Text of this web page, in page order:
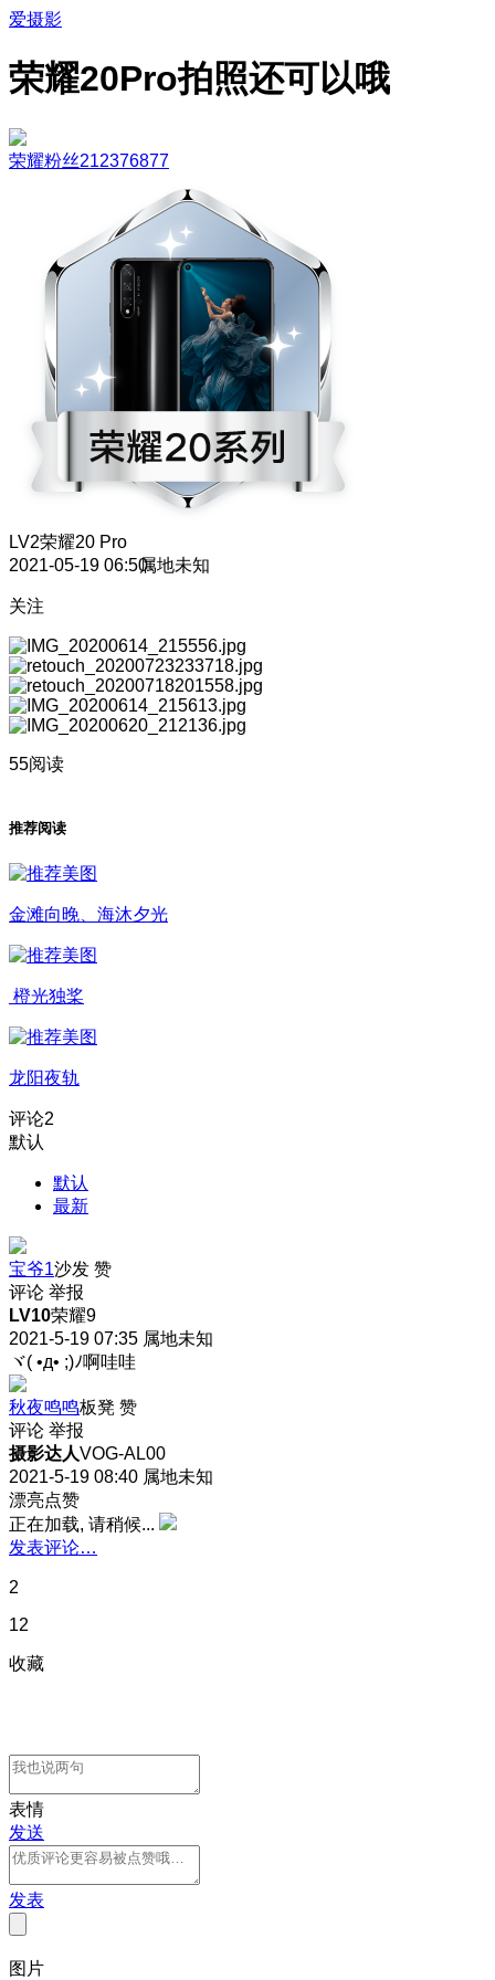
爱摄影
荣耀20Pro拍照还可以哦
荣耀粉丝212376877
LV2荣耀20 Pro
2021-05-19 06:50属地未知
关注
55阅读
推荐阅读
金滩向晚、海沐夕光
橙光独桨
龙阳夜轨
评论2
默认
默认
最新
宝爷1沙发 赞
评论 举报
LV10荣耀9
2021-5-19 07:35 属地未知
ヾ( •д• ;)ﾉ啊哇哇
秋夜鸣鸣板凳 赞
评论 举报
摄影达人VOG-AL00
2021-5-19 08:40 属地未知
漂亮点赞
正在加载, 请稍候...
发表评论…
2
12
收藏
表情
发送
发表
图片